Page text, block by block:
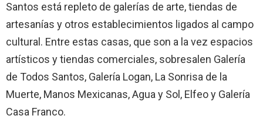
Santos está repleto de galerías de arte, tiendas de
artesanías y otros establecimientos ligados al campo
cultural. Entre estas casas, que son a la vez espacios
artísticos y tiendas comerciales, sobresalen Galería
de Todos Santos, Galería Logan, La Sonrisa de la
Muerte, Manos Mexicanas, Agua y Sol, Elfeo y Galería
Casa Franco.